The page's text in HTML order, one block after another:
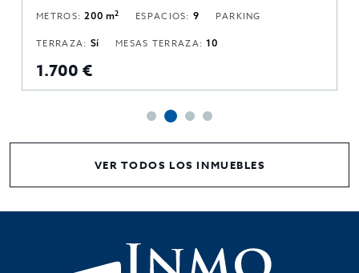
METROS:200 m2 ESPACIOS:9
PARKING
TERRAZA: Sí MESAS TERRAZA:10
1.700 €
VER TODOS LOS INMUEBLES